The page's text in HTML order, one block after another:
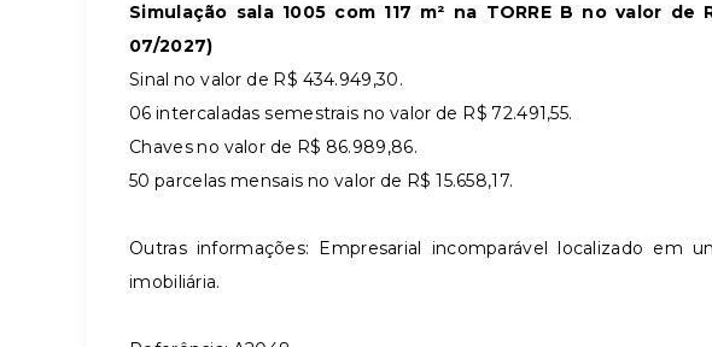
Simulação sala 1005 com 117 m² na TORRE B no valor de
07/2027)
Sinal no valor de R$ 434.949,30.
06 intercaladas semestrais no valor de R$ 72.491,55.
Chaves no valor de R$ 86.989,86.
50 parcelas mensais no valor de R$ 15.658,17.
Outras informações: Empresarial incomparável localizado em
imobiliária.